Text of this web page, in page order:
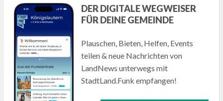
DER DIGITALE WEGWEISER
FÜR DEINE GEMEINDE
Plauschen, Bieten, Helfen, Events
teilen & neue Nachrichten von
LandNews unterwegs mit
StadtLand.Funk empfangen!